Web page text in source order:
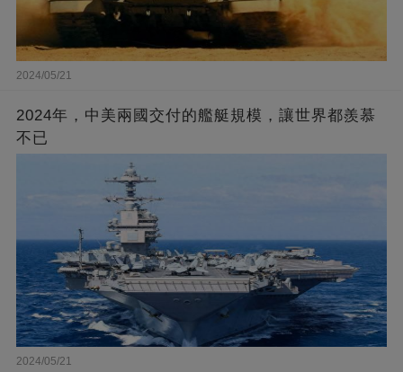
2024/05/21
2024年，中美兩國交付的艦艇規模，讓世界都羨慕
不已
2024/05/21